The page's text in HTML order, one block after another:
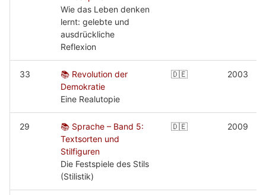
Wie das Leben denken
lernt: gelebte und
ausdrückliche
Reflexion
33
📚 Revolution der
Demokratie
Eine Realutopie
🇩🇪 2003
29
📚 Sprache – Band 5:
Textsorten und
Stilfiguren
Die Festspiele des Stils
(Stilistik)
🇩🇪 2009